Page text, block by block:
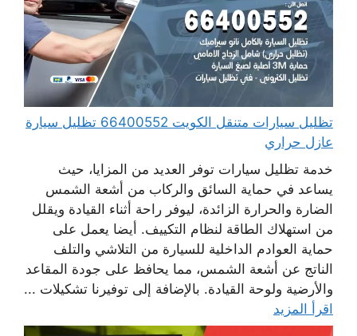
تظليل سيارات متنقل الكويت 66400552 تظليل سيارة
عازل حراري
خدمة تظليل سيارات توفر العديد من المزايا، حيث
يساعد في حماية السائق والركاب من أشعة الشمس
الضارة والحرارة الزائدة، ليوفر راحة أثناء القيادة ويقلل
من استهلاك الطاقة لنظام التكييف. أيضا يعمل على
حماية العوادم الداخلية للسيارة من التلاشي والتلف
الناتج عن أشعة الشمس، مما يحافظ على جودة المقاعد
والأرضية ولوحة القيادة. بالإضافة إلى توفيرنا تشكيلات ...
اقرأ المزيد